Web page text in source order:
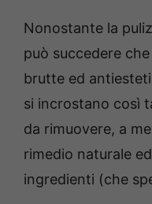
Nonostante la
può succedere
brutte ed
si incrostano così
da rimuovere, a
rimedio naturale
ingredienti (che